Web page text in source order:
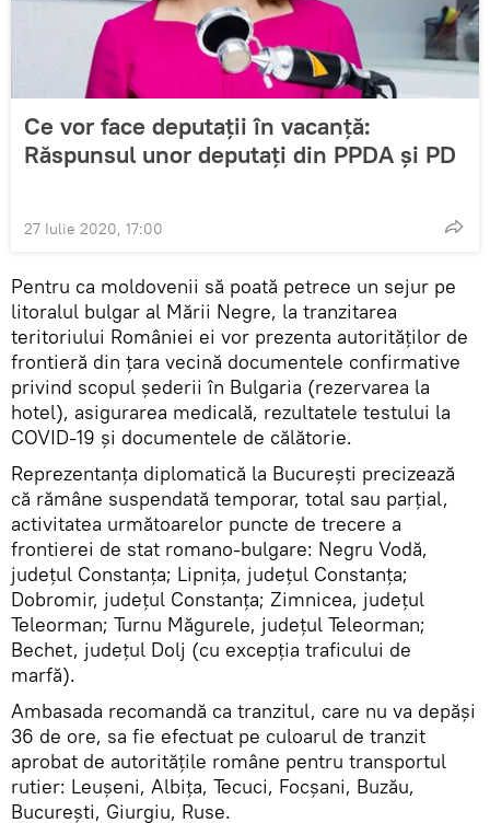
Ce vor face deputații în vacanță:
Răspunsul unor deputați din PPDA și PD
27 Iulie 2020, 17:00
Pentru ca moldovenii să poată petrece un sejur pe
litoralul bulgar al Mării Negre, la tranzitarea
teritoriului României ei vor prezenta autorităților de
frontieră din țara vecină documentele confirmative
privind scopul șederii în Bulgaria (rezervarea la
hotel), asigurarea medicală, rezultatele testului la
COVID-19 și documentele de călătorie.
Reprezentanța diplomatică la București precizează
că rămâne suspendată temporar, total sau parțial,
activitatea următoarelor puncte de trecere a
frontierei de stat romano-bulgare: Negru Vodă,
județul Constanța; Lipnița, județul Constanța;
Dobromir, județul Constanța; Zimnicea, județul
Teleorman; Turnu Măgurele, județul Teleorman;
Bechet, județul Dolj (cu excepția traficului de
marfă).
Ambasada recomandă ca tranzitul, care nu va depăși
36 de ore, sa fie efectuat pe culoarul de tranzit
aprobat de autoritățile române pentru transportul
rutier: Leușeni, Albița, Tecuci, Focșani, Buzău,
București, Giurgiu, Ruse.